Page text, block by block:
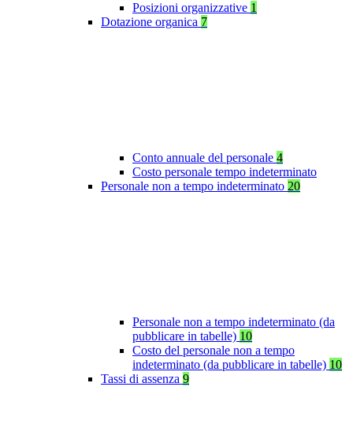
Posizioni organizzative 1
Dotazione organica 7
Conto annuale del personale 4
Costo personale tempo indeterminato
Personale non a tempo indeterminato 20
Personale non a tempo indeterminato (da
pubblicare in tabelle) 10
Costo del personale non a tempo
indeterminato (da pubblicare in tabelle) 10
Tassi di assenza 9